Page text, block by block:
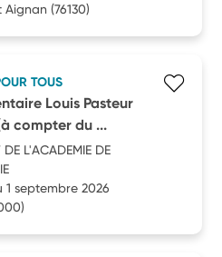
Aignan (76130)
TOUS
Louis Pasteur
compter du ...
DE L'ACADEMIE DE
septembre 2026